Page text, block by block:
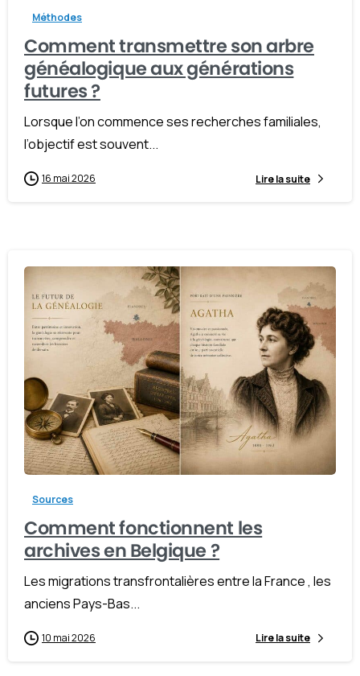
Méthodes
Comment transmettre son arbre
généalogique aux générations
futures ?
Lorsque l’on commence ses recherches familiales,
l’objectif est souvent...
16 mai 2026 Lire la suite
-
Sources
Comment fonctionnent les
archives en Belgique ?
Les migrations transfrontalières entre la France , les
anciens Pays-Bas...
10 mai 2026 Lire la suite